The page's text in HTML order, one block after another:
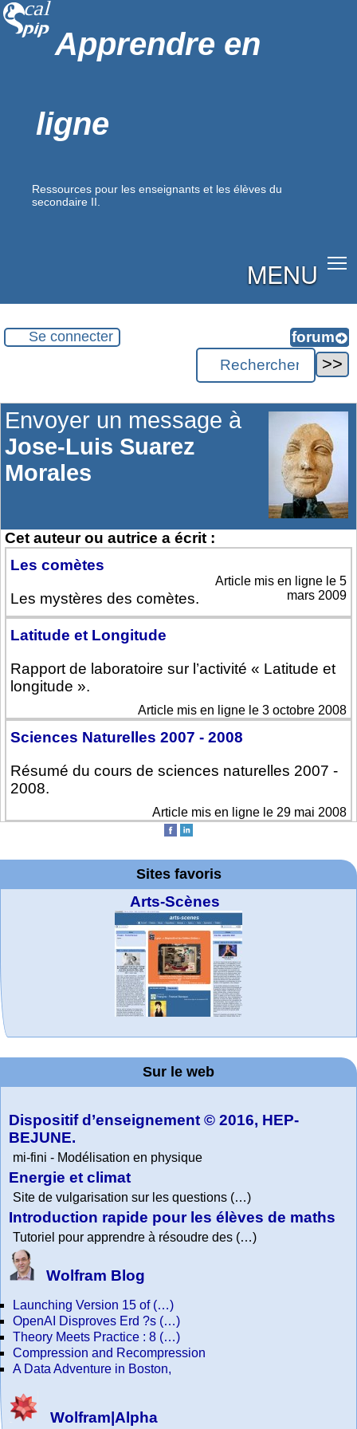
Apprendre en
ligne
Ressources pour les enseignants et les élèves du
secondaire II.
MENU
Se connecter
Envoyer un message à
Jose-Luis Suarez
Morales
Cet auteur ou autrice a écrit :
Les comètes
Les mystères des comètes.
Article mis en ligne le 5
mars 2009
Latitude et Longitude
Rapport de laboratoire sur l’activité « Latitude et
longitude ».
Article mis en ligne le 3 octobre 2008
Sciences Naturelles 2007 - 2008
Résumé du cours de sciences naturelles 2007 -
2008.
Article mis en ligne le 29 mai 2008
Sites favoris
Wolfram
Mathematica
Tutorial
Collection
Arts-Scènes
WolframTones :
Generate a
Composition
Wolfram web
resources
La société 2018
expliquée à mon
grand-père
MATHCURVE.CO
M
TED Talks
Wolfram
Education Portal
Online math
practice and
lessons
Wolfram
Demonstrations
Project. College
Physics
Sur le web
Dispositif d’enseignement © 2016, HEP-
BEJUNE.
mi-fini - Modélisation en physique
Energie et climat
Site de vulgarisation sur les questions (…)
Introduction rapide pour les élèves de maths
Tutoriel pour apprendre à résoudre des (…)
Wolfram Blog
Launching Version 15 of (…)
OpenAI Disproves Erd ?s (…)
Theory Meets Practice : 8 (…)
Compression and Recompression
A Data Adventure in Boston,
Wolfram|Alpha